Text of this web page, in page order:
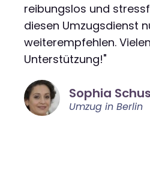
reibungslos und
diesen Umzugsdienst
weiterempfehlen.
Unterstützung!"
Sophia
Umzug in Berlin